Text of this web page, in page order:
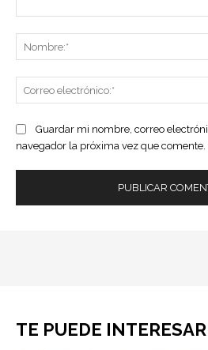
Guardar mi nombre, correo
navegador la próxima vez que comente.
TE PUEDE INTERESAR